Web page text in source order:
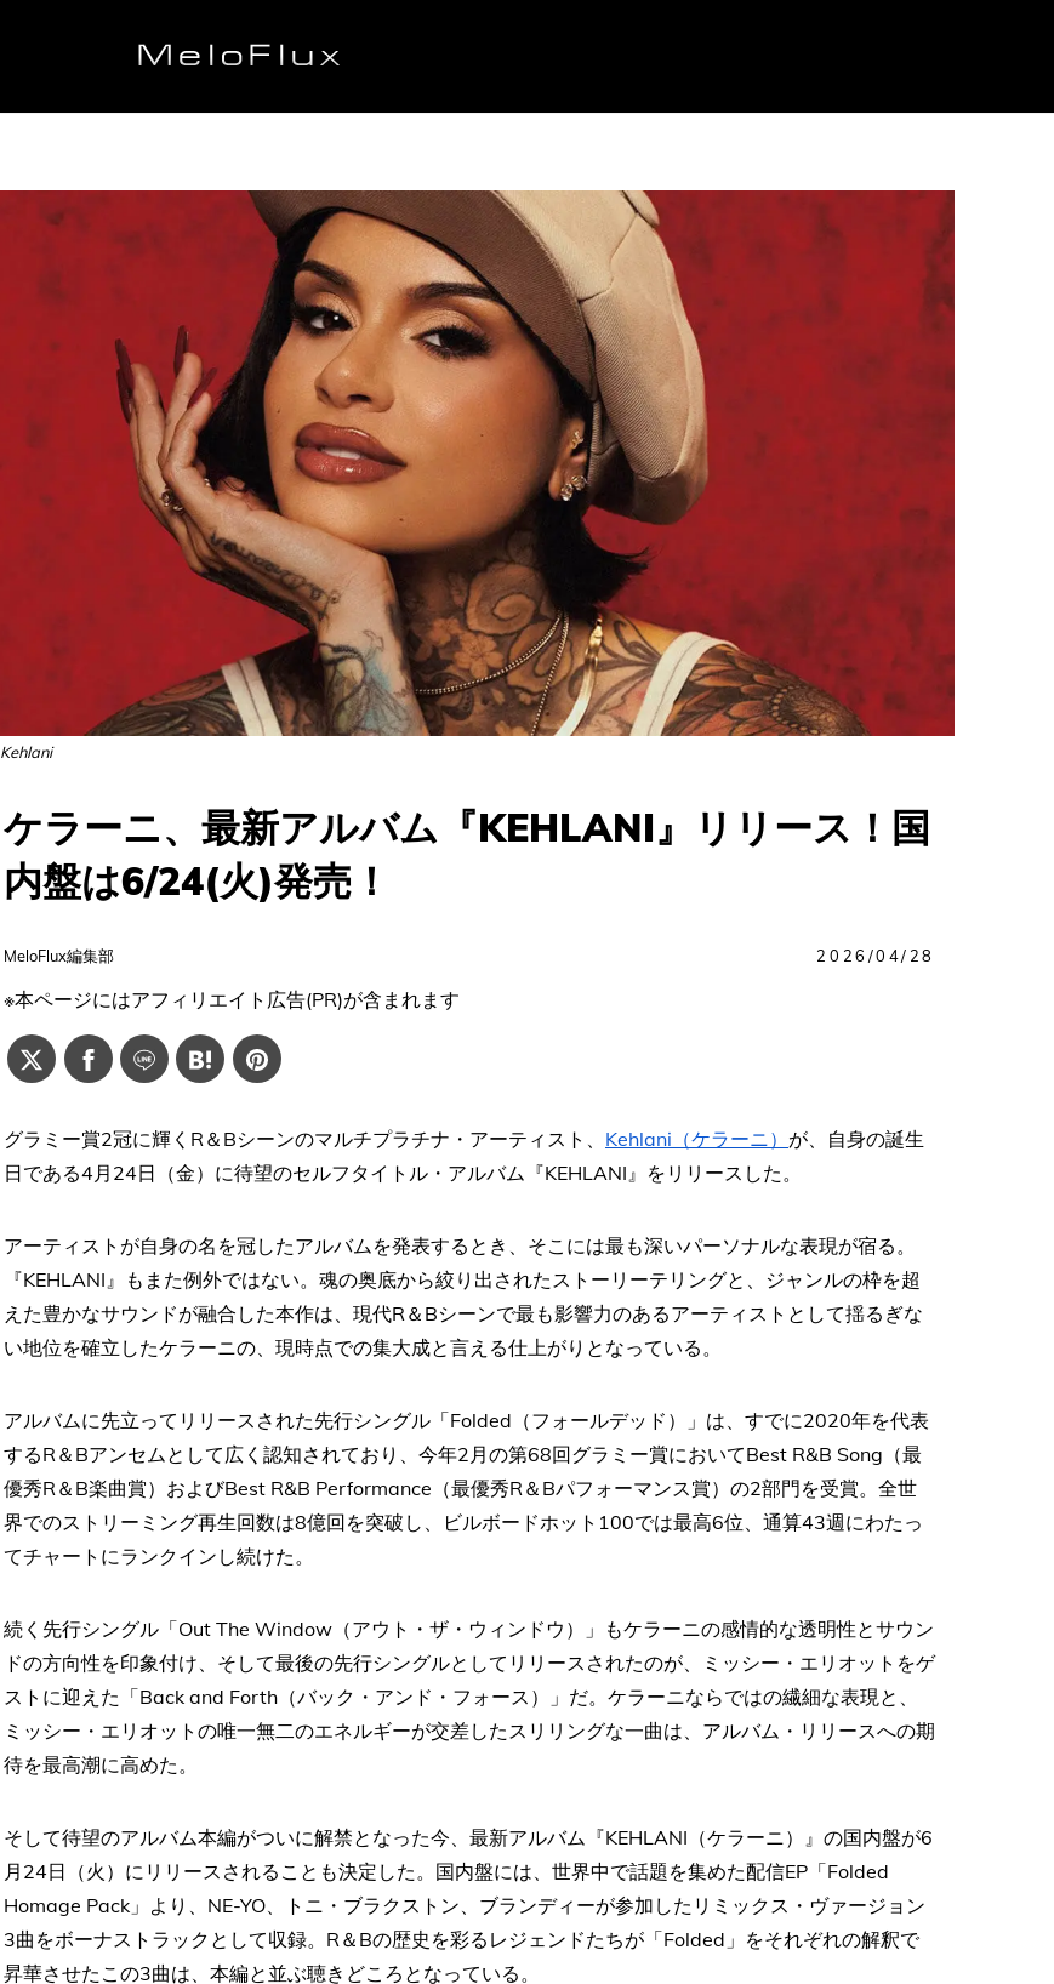
Kehlani
ケラーニ、最新アルバム『KEHLANI』リリース！国
内盤は6/24(火)発売！
MeloFlux編集部 2026/04/28
※本ページにはアフィリエイト広告(PR)が含まれます
グラミー賞2冠に輝くR＆Bシーンのマルチプラチナ・アーティスト、 Kehlani（ケラーニ） が、自身の誕生
日である4月24日（金）に待望のセルフタイトル・アルバム『KEHLANI』をリリースした。
アーティストが自身の名を冠したアルバムを発表するとき、そこには最も深いパーソナルな表現が宿る。
『KEHLANI』もまた例外ではない。魂の奥底から絞り出されたストーリーテリングと、ジャンルの枠を超
えた豊かなサウンドが融合した本作は、現代R＆Bシーンで最も影響力のあるアーティストとして揺るぎな
い地位を確立したケラーニの、現時点での集大成と言える仕上がりとなっている。
アルバムに先立ってリリースされた先行シングル「Folded（フォールデッド）」は、すでに2020年を代表
するR＆Bアンセムとして広く認知されており、今年2月の第68回グラミー賞においてBest R&B Song（最
優秀R＆B楽曲賞）およびBest R&B Performance（最優秀R＆Bパフォーマンス賞）の2部門を受賞。全世
界でのストリーミング再生回数は8億回を突破し、ビルボードホット100では最高6位、通算43週にわたっ
てチャートにランクインし続けた。
続く先行シングル「Out The Window（アウト・ザ・ウィンドウ）」もケラーニの感情的な透明性とサウン
ドの方向性を印象付け、そして最後の先行シングルとしてリリースされたのが、ミッシー・エリオットをゲ
ストに迎えた「Back and Forth（バック・アンド・フォース）」だ。ケラーニならではの繊細な表現と、
ミッシー・エリオットの唯一無二のエネルギーが交差したスリリングな一曲は、アルバム・リリースへの期
待を最高潮に高めた。
そして待望のアルバム本編がついに解禁となった今、最新アルバム『KEHLANI（ケラーニ）』の国内盤が6
月24日（火）にリリースされることも決定した。国内盤には、世界中で話題を集めた配信EP「Folded
Homage Pack」より、NE-YO、トニ・ブラクストン、ブランディーが参加したリミックス・ヴァージョン
3曲をボーナストラックとして収録。R＆Bの歴史を彩るレジェンドたちが「Folded」をそれぞれの解釈で
昇華させたこの3曲は、本編と並ぶ聴きどころとなっている。